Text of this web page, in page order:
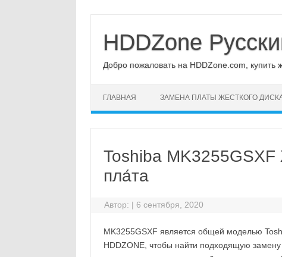
содержимому
HDDZone
Добро пожаловать на HDDZone.com, купить
ГЛАВНАЯ ЗАМЕНА ПЛАТЫ ЖЕСТКОГО
Toshiba
пла́та
Автор: | 6 сентября, 2020
MK3255GSXF является общей моделью
HDDZONE, чтобы найти подходящую